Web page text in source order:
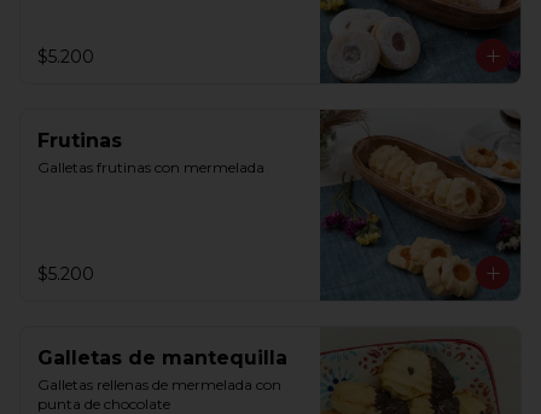
$5.200
Frutinas
Galletas frutinas con mermelada
$5.200
Galletas de mantequilla
Galletas rellenas de mermelada con
punta de chocolate